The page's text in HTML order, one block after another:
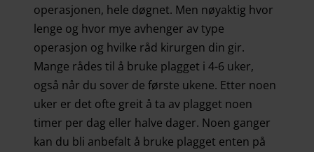
operasjonen, hele døgnet. Men nøyaktig hvor
lenge og hvor mye avhenger av type
operasjon og hvilke råd kirurgen din gir.
Mange rådes til å bruke plagget i 4-6 uker,
også når du sover de første ukene. Etter noen
uker er det ofte greit å ta av plagget noen
timer per dag eller halve dager. Noen ganger
kan du bli anbefalt å bruke plagget enten på